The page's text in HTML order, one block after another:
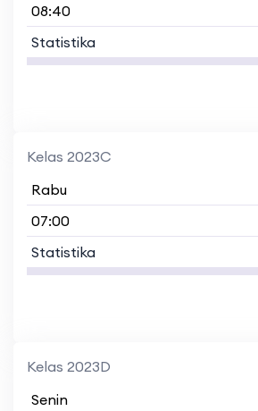
08:40
Statistika
Kelas 2023C
Rabu
07:00
Statistika
Kelas 2023D
Senin